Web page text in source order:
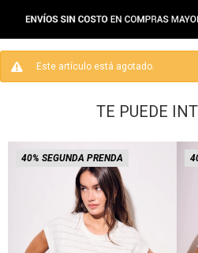
Este artículo está agotado.
TE PUEDE
40% SEGUNDA PRENDA